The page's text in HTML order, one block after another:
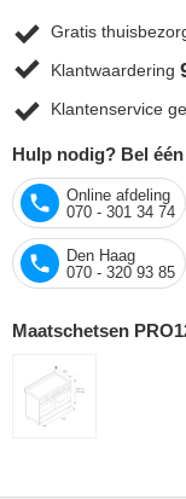
Gratis
Klantwaardering
Klantenservice
Hulp nodig? Bel
Online afdeling
070 - 301 34 74
Den Haag
070 - 320 93 85
Maatschetsen